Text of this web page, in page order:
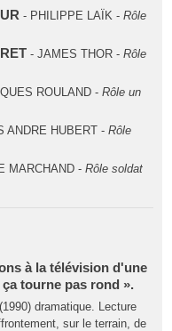
- PHILIPPE LAÏK - Rôle
- JAMES THOR - Rôle
ROULAND - Rôle un
ANDRE HUBERT - Rôle
MARCHAND - Rôle soldat
à la télévision d'une
tourne pas rond ».
dramatique. Lecture
sur le terrain, de